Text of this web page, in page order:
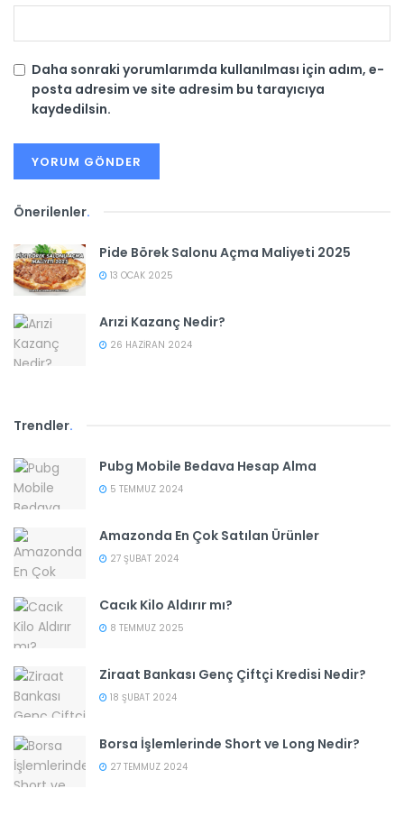
Daha sonraki yorumlarımda kullanılması için adım, e-
posta adresim ve site adresim bu tarayıcıya
kaydedilsin.
Önerilenler.
Pide Börek Salonu Açma Maliyeti 2025
13 OCAK 2025
Arızi Kazanç Nedir?
26 HAZIRAN 2024
Trendler.
Pubg Mobile Bedava Hesap Alma
5 TEMMUZ 2024
Amazonda En Çok Satılan Ürünler
27 ŞUBAT 2024
Cacık Kilo Aldırır mı?
8 TEMMUZ 2025
Ziraat Bankası Genç Çiftçi Kredisi Nedir?
18 ŞUBAT 2024
Borsa İşlemlerinde Short ve Long Nedir?
27 TEMMUZ 2024